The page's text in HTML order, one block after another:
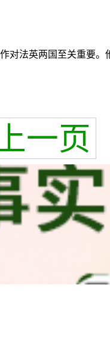
对法英两国至关重要。
上一页